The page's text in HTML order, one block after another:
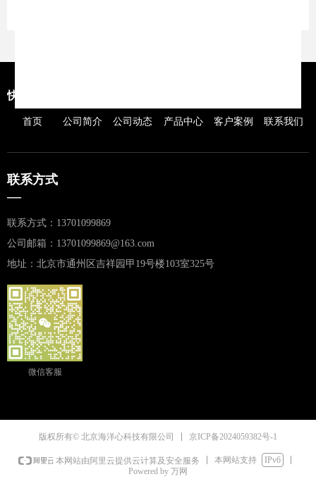
快捷导航
首页 公司简介 公司动态 产品中心 客户案例 联系我们
联系方式
—
联系方式：13701099869
公司邮箱：13701099869@163.com
地址：北京市通州区吉祥园甲19号楼103室325号
微信客服
版权所有© 北京海洋心科技有限公司 京ICP备2024059382号-1
本网站由阿里云提供云计算及安全服务 本网站支持
IPv6
Powered by 万网